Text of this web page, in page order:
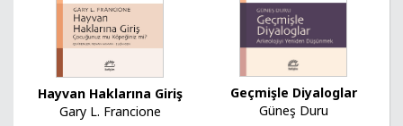
Hayvan Haklarına Giriş
Gary L. Francione
Geçmişle Diyaloglar
Güneş Duru